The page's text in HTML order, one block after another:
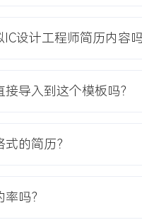
分析测试数据并与仿真结果
载条件下效率仍超过XXX%，
后续项目，将同类设计周期缩
设计工程师简历内容
导入到这个模板吗？
的简历？
吗？